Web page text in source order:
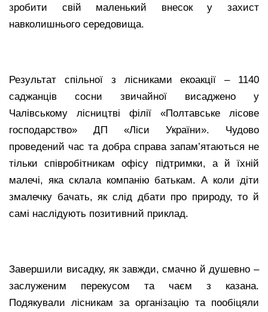
зробити свій маленький внесок у захист
навколишнього середовища.
Результат спільної з лісниками екоакції – 1140
саджанців сосни звичайної висаджено у
Чалівському лісництві філії «Полтавське лісове
господарство» ДП «Ліси України». Чудово
проведений час та добра справа запам’ятаються не
тільки співробітникам офісу підтримки, а й їхній
малечі, яка склала компанію батькам. А коли діти
змалечку бачать, як слід дбати про природу, то й
самі наслідують позитивний приклад.
Завершили висадку, як завжди, смачно й душевно –
заслуженим перекусом та чаєм з казана.
Подякували лісникам за організацію та пообіцяли